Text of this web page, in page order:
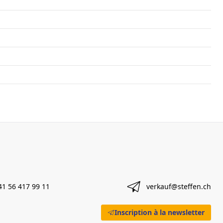
56 417 99 11 verkauf@steffen.ch
Inscription à la newsletter